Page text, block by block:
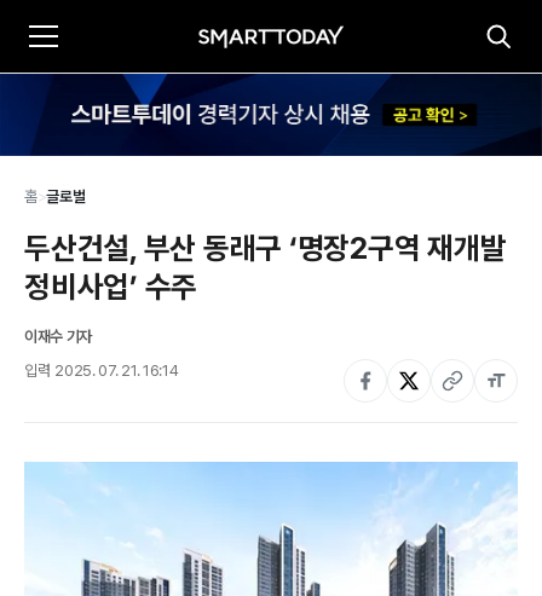
홈>글로벌
두산건설, 부산 동래구 ‘명장2구역 재개발
정비사업’ 수주
이재수 기자
입력 2025. 07. 21. 16:14